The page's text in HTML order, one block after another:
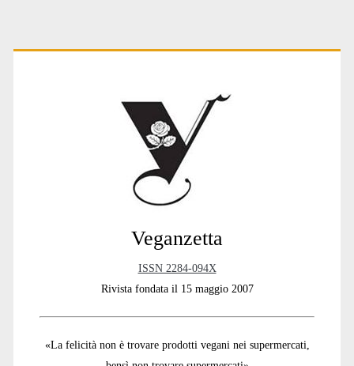
Primary
Veganzetta
ISSN 2284-094X
Rivista fondata il 15 maggio 2007
«La felicità non è trovare prodotti vegani nei supermercati,